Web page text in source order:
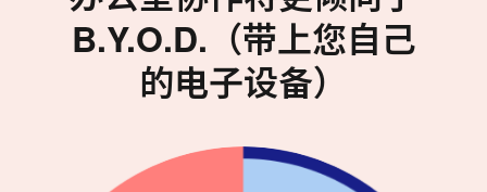
B.Y.O.D.（带上您自己
的电子设备）